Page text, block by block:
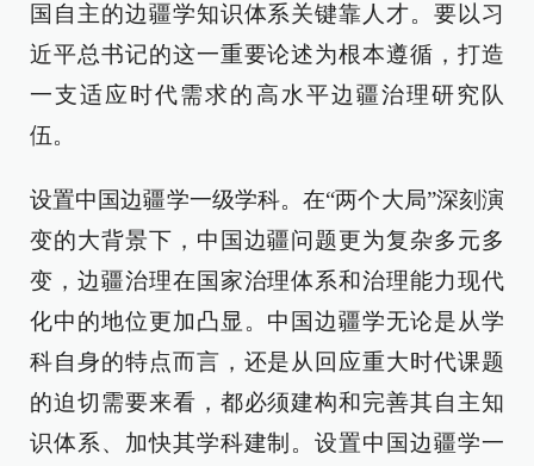
国自主的边疆学知识体系关键靠人才。要以习
近平总书记的这一重要论述为根本遵循，打造
一支适应时代需求的高水平边疆治理研究队
伍。
设置中国边疆学一级学科。在“两个大局”深刻演
变的大背景下，中国边疆问题更为复杂多元多
变，边疆治理在国家治理体系和治理能力现代
化中的地位更加凸显。中国边疆学无论是从学
科自身的特点而言，还是从回应重大时代课题
的迫切需要来看，都必须建构和完善其自主知
识体系、加快其学科建制。设置中国边疆学一